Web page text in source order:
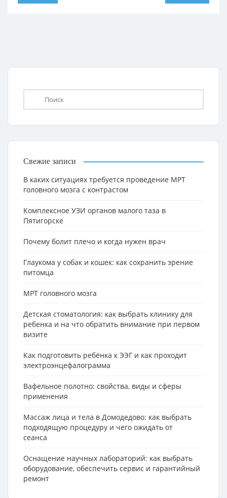
Свежие записи
В каких ситуациях требуется проведение МРТ
головного мозга с контрастом
Комплексное УЗИ органов малого таза в
Пятигорске
Почему болит плечо и когда нужен врач
Глаукома у собак и кошек: как сохранить зрение
питомца
МРТ головного мозга
Детская стоматология: как выбрать клинику для
ребенка и на что обратить внимание при первом
визите
Как подготовить ребёнка к ЭЭГ и как проходит
электроэнцефалограмма
Вафельное полотно: свойства, виды и сферы
применения
Массаж лица и тела в Домодедово: как выбрать
подходящую процедуру и чего ожидать от
сеанса
Оснащение научных лабораторий: как выбрать
оборудование, обеспечить сервис и гарантийный
ремонт